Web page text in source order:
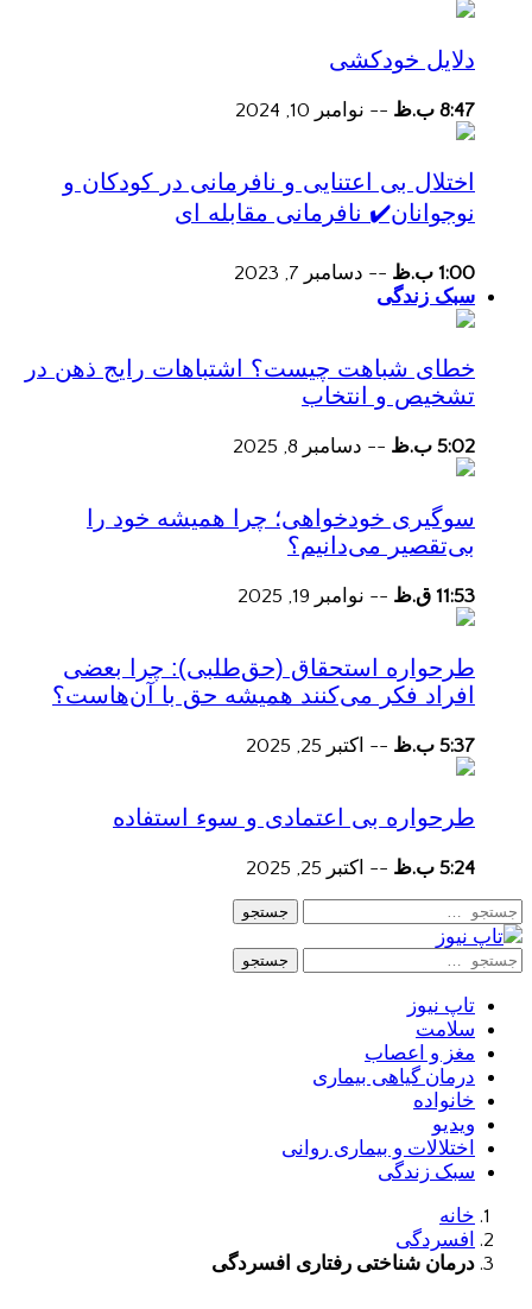
دلایل خودکشی
8:47 ب.ظ -- نوامبر 10, 2024
اختلال بی اعتنایی و نافرمانی در کودکان و
نوجوانان✔️ نافرمانی مقابله ای
1:00 ب.ظ -- دسامبر 7, 2023
سبک زندگی
خطای شباهت چیست؟ اشتباهات رایج ذهن در
تشخیص و انتخاب
5:02 ب.ظ -- دسامبر 8, 2025
سوگیری خودخواهی؛ چرا همیشه خود را
بی‌تقصیر می‌دانیم؟
11:53 ق.ظ -- نوامبر 19, 2025
طرحواره استحقاق (حق‌طلبی): چرا بعضی
افراد فکر می‌کنند همیشه حق با آن‌هاست؟
5:37 ب.ظ -- اکتبر 25, 2025
طرحواره بی اعتمادی و سوء استفاده
5:24 ب.ظ -- اکتبر 25, 2025
جستجو
جستجو
تاپ نیوز
سلامت
مغز و اعصاب
درمان گیاهی بیماری
خانواده
ویدیو
اختلالات و بیماری روانی
سبک زندگی
خانه
افسردگی
درمان شناختی رفتاری افسردگی